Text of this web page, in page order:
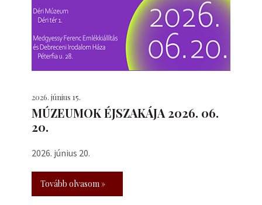
2026. június 15.
MÚZEUMOK ÉJSZAKÁJA 2026. 06.
20.
2026. június 20.
Tovább olvasom »